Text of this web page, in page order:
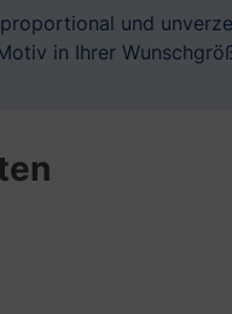
und
in Ihrer